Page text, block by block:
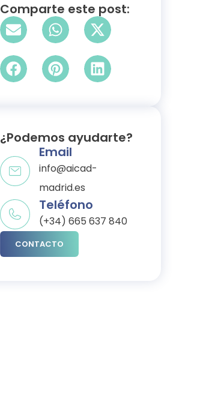
Comparte este post:
¿Podemos ayudarte?​
Email
info@aicad-
madrid.es
Teléfono
(+34) 665 637 840
CONTACTO